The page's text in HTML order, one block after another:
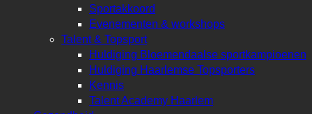
Sportakkoord
Evenementen & workshops
Talent & Topsport
Huldiging Bloemendaalse sportkampioenen
Huldiging Haarlemse Topsporters
Kennis
Talent Academy Haarlem